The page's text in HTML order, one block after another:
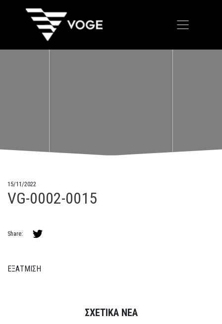
15/11/2022
VG-0002-0015
Share:
ΕΞΑΤΜΙΣΗ
ΣΧΕΤΙΚΑ ΝΕΑ